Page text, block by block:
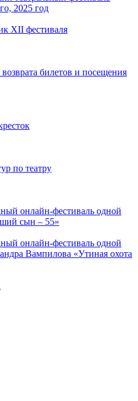
2025 год
XII фестиваля
билетов и посещения
по театру
онлайн-фестиваль одной
сын – 55»
онлайн-фестиваль одной
Вампилова «Утиная охота